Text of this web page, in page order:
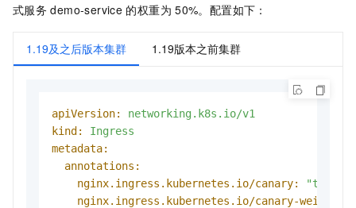
式服务 demo-service 的权重为 50%。配置如下：
1.19及之后版本集群 1.19版本之前集群
apiVersion:
networking.k8s.io/v1
kind:
Ingress
metadata:
annotations:
nginx.ingress.kubernetes.io/canary:
"true"
nginx.ingress.kubernetes.io/canary-weight: